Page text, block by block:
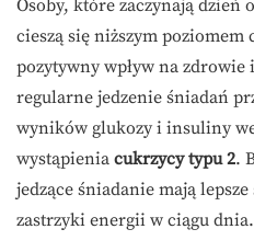
Osoby, które zaczynają dzień
cieszą się niższym
pozytywny wpływ na zdrowie
regularne jedzenie śniadań
wyników glukozy i insuliny
wystąpienia cukrzycy typu 2.
jedzące śniadanie mają
zastrzyki energii w ciągu dnia.